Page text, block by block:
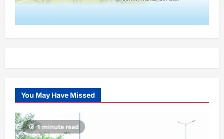
You May Have Missed
1 minute read